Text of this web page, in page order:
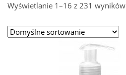
Wyświetlanie 1–16 z 231 wyników